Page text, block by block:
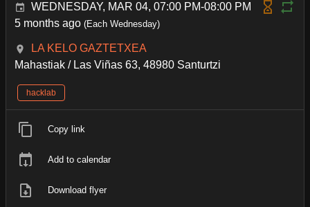
WEDNESDAY, MAR 04, 07:00 PM-08:00 PM
5 months ago (Each Wednesday)
LA KELO GAZTETXEA
Mahastiak / Las Viñas 63, 48980 Santurtzi
hacklab
Copy link
Add to calendar
Download flyer